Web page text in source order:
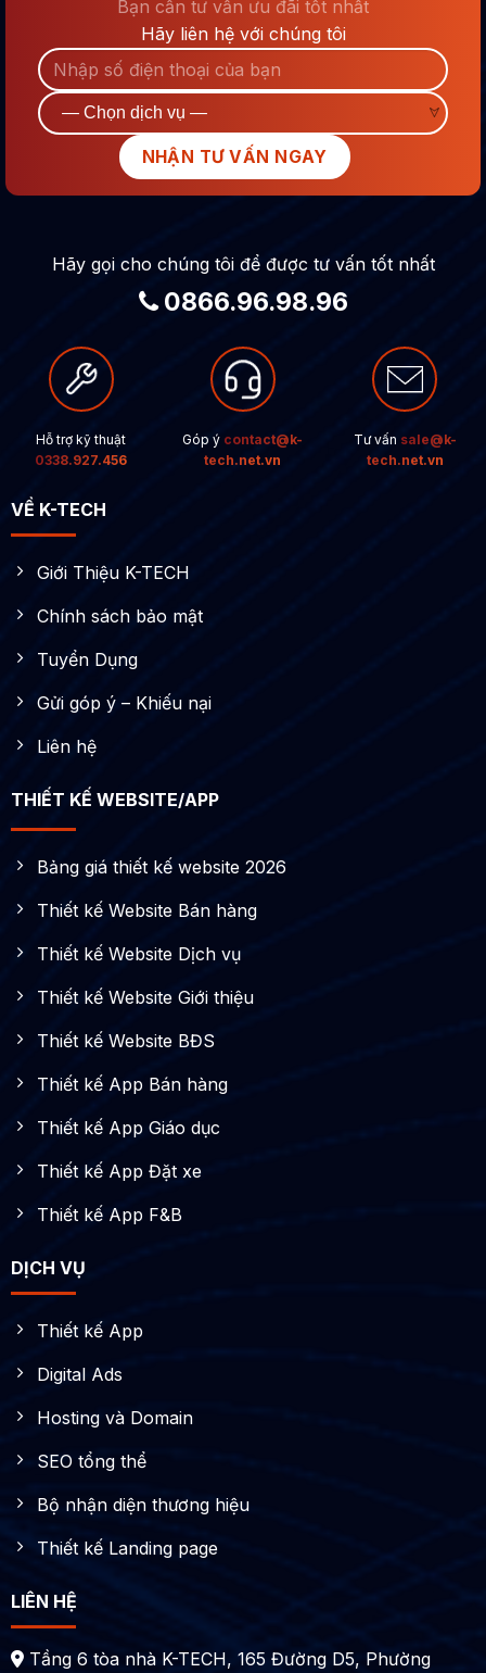
Bạn cần tư vấn ưu đãi tốt nhất
Hãy liên hệ với chúng tôi
Hãy gọi cho chúng tôi để được tư vấn tốt nhất
0866.96.98.96
Hỗ trợ kỹ thuật
0338.927.456
Góp ý contact@k-
tech.net.vn
Tư vấn sale@k-
tech.net.vn
VỀ K-TECH
Giới Thiệu K-TECH
Chính sách bảo mật
Tuyển Dụng
Gửi góp ý – Khiếu nại
Liên hệ
THIẾT KẾ WEBSITE/APP
Bảng giá thiết kế website 2026
Thiết kế Website Bán hàng
Thiết kế Website Dịch vụ
Thiết kế Website Giới thiệu
Thiết kế Website BĐS
Thiết kế App Bán hàng
Thiết kế App Giáo dục
Thiết kế App Đặt xe
Thiết kế App F&B
DỊCH VỤ
Thiết kế App
Digital Ads
Hosting và Domain
SEO tổng thể
Bộ nhận diện thương hiệu
Thiết kế Landing page
LIÊN HỆ
Tầng 6 tòa nhà K-TECH, 165 Đường D5, Phường